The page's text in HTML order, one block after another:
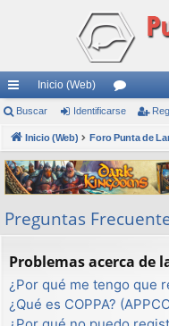
nl
ac
es
rá
pi
Inicio (Web)
or
os
Buscar Identificarse
Inicio (Web)
Preguntas
Problemas acerca de
¿Por qué me tengo que
¿Qué es COPPA?